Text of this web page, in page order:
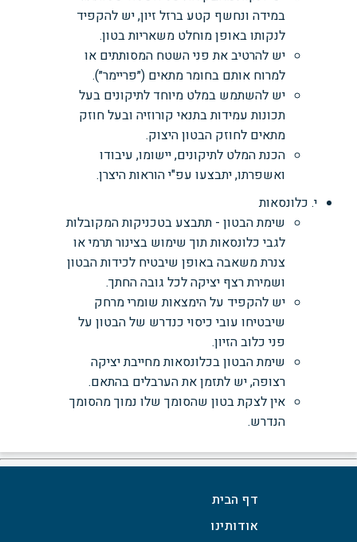
במידה ונחשף קטע ברזל זיון, יש להקפיד
לנקותו באופן מוחלט משאריות בטון.
יש להרטיב את פני השטח המסותתים או
למרוח אותם בחומר מתאים (״פריימר״).
יש להשתמש במלט מיוחד לתיקונים בעל
תכונות עמידות בתנאי קורוזיה ובעל חוזק
מתאים לחוזק הבטון היצוק.
הכנת המלט לתיקונים, יישומו, עיבודו
ואשפרתו, יתבצעו עפ"י הוראות היצרן.
י. כלונסאות
שימת הבטון - תתבצע בטכניקות המקובלות
לגבי כלונסאות תוך שימוש בצינור תרמי או
צנרת משאבה באופן שיבטיח לכידות הבטון
ושמירת רצף יציקה לכל גובה החתך.
יש להקפיד על הימצאות שומרי מרחק
שיבטיחו עובי כיסוי כנדרש של הבטון על
פני כלוב הזיון.
שימת הבטון בכלונסאות מחייבת יציקה
רצופה, יש לתזמן את הערבלים בהתאם.
אין לצקת בטון שהסומך שלו נמוך מהסומך
הנדרש.
דף הבית
אודותינו